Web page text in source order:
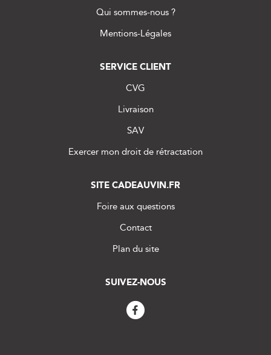
Qui sommes-nous ?
Mentions-Légales
SERVICE CLIENT
CVG
Livraison
SAV
Exercer mon droit de rétractation
SITE CADEAUVIN.FR
Foire aux questions
Contact
Plan du site
SUIVEZ-NOUS